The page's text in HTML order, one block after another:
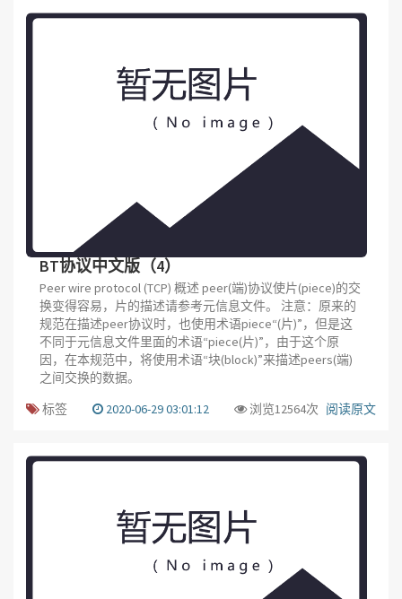
BT协议中文版（4）
Peer wire protocol (TCP) 概述 peer(端)协议使片(piece)的交
换变得容易，片的描述请参考元信息文件。 注意：原来的
规范在描述peer协议时，也使用术语piece“(片)”，但是这
不同于元信息文件里面的术语“piece(片)”，由于这个原
因，在本规范中，将使用术语“块(block)”来描述peers(端)
之间交换的数据。
标签
2020-06-29 03:01:12 浏览12564次 阅读原文